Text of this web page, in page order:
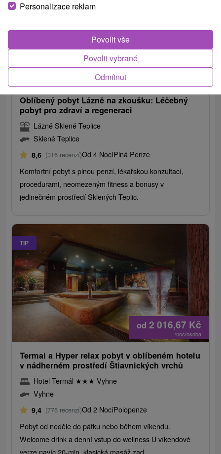
od1 971,74Kč
Oblíbený pobyt Lázně na zkoušku: Léčebný
pobyt pro zdraví a regeneraci
Lázně Sklené Teplice
Sklené Teplice
8,6 (316 recenzí)Od 4 NocíPlná Penze
Komfortní pobyt s plnou penzí, lékařskou konzultací,
procedurami, neomezeným fitness a bonusy v
jedinečném prostředí Sklených Teplic.
TIP
od 2 016,67 Kč
/noc/osoba
Termal a Hyper relax pobyt v oblíbeném hotelu
v nádherném prostředí Štiavnických vrchů
Hotel Termál ★★★ Vyhne
Vyhne
9,4 (775 recenzí)Od 2 NocíPolopenze
Pobyt od neděle do pátku nebo během víkendu.
Welcome drink a denní vstup do wellness U víkendové
verze navíc 20-min. klasická masáž zad.
Personalizace reklam
Odmítnut
Povolit vybrané
Povolit vše